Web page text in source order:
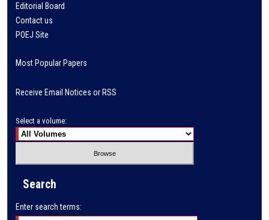
Editorial Board
Contact us
POEJ Site
Most Popular Papers
Receive Email Notices or RSS
Select a volume:
Search
Enter search terms: